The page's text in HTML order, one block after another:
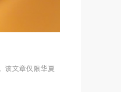
该文章仅限华夏